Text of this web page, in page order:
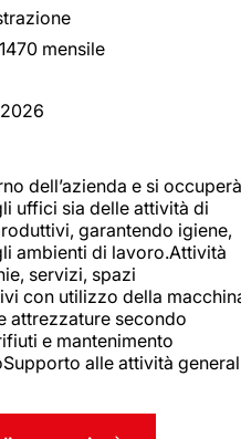
mensile
dell’azienda e si occuperà
uffici sia delle attività di
garantendo igiene,
ambienti di lavoro.Attività
servizi, spazi
con utilizzo della
attrezzature secondo
e mantenimento
alle attività